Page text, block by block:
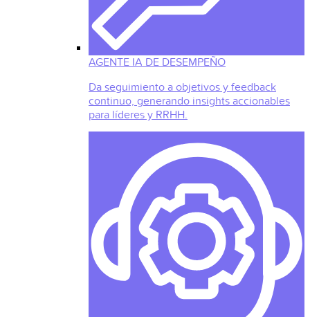
AGENTE IA DE DESEMPEÑO
Da seguimiento a objetivos y feedback
continuo, generando insights accionables
para líderes y RRHH.